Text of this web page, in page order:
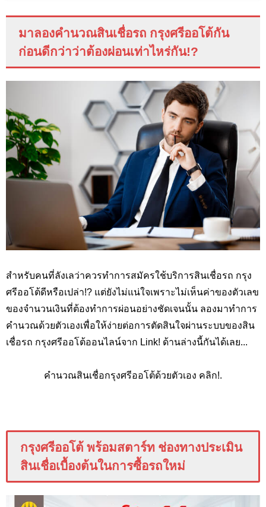
มาลองคำนวณสินเชื่อรถ กรุงศรีออโต้กัน
ก่อนดีกว่าว่าต้องผ่อนเท่าไหร่กัน!?
สำหรับคนที่ลังเลว่าควรทำการสมัครใช้บริการสินเชื่อรถ กรุง
ศรีออโต้ดีหรือเปล่า!? แต่ยังไม่แน่ใจเพราะไม่เห็นค่าของตัวเลข
ของจำนวนเงินที่ต้องทำการผ่อนอย่างชัดเจนนั้น ลองมาทำการ
คำนวณด้วยตัวเองเพื่อให้ง่ายต่อการตัดสินใจผ่านระบบของสิน
เชื่อรถ กรุงศรีออโต้ออนไลน์จาก
Link! ด้านล่างนี้กันได้เลย...
คำนวณสินเชื่อกรุงศรีออโต้ด้วยตัวเอง คลิก!.
กรุงศรีออโต้ พร้อมสตาร์ท ช่องทางประเมิน
สินเชื่อเบื้องต้นในการซื้อรถใหม่